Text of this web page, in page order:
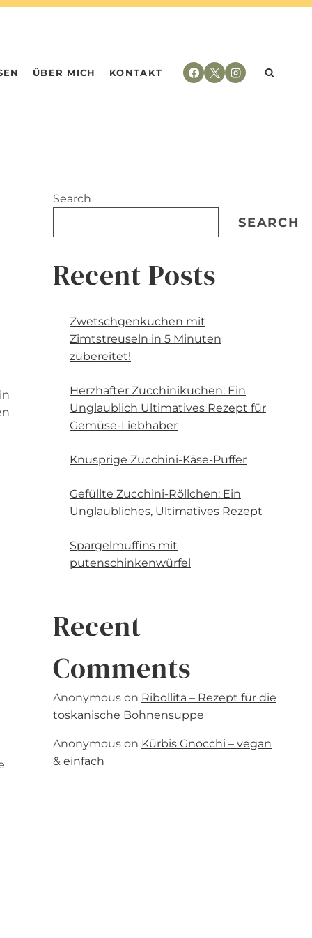
ÜBER MICH KONTAKT
Search
SEARCH
Recent Posts
Zwetschgenkuchen mit
Zimtstreuseln in 5 Minuten
zubereitet!
Herzhafter Zucchinikuchen: Ein
Unglaublich Ultimatives Rezept für
Gemüse-Liebhaber
Knusprige Zucchini-Käse-Puffer
Gefüllte Zucchini-Röllchen: Ein
Unglaubliches, Ultimatives Rezept
Spargelmuffins mit
putenschinkenwürfel
Recent
Comments
Anonymous on Ribollita – Rezept für die
toskanische Bohnensuppe
Anonymous on Kürbis Gnocchi – vegan
& einfach